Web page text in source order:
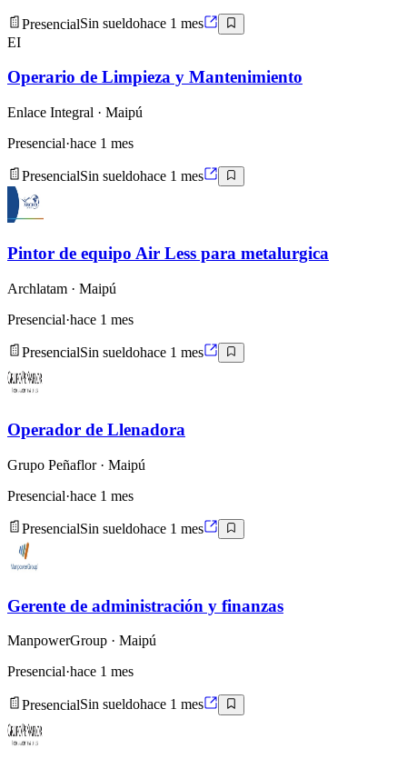
PresencialSin sueldohace 1 mes
EI
Operario de Limpieza y Mantenimiento
Enlace Integral · Maipú
Presencial·hace 1 mes
PresencialSin sueldohace 1 mes
Pintor de equipo Air Less para metalurgica
Archlatam · Maipú
Presencial·hace 1 mes
PresencialSin sueldohace 1 mes
Operador de Llenadora
Grupo Peñaflor· Maipú
Presencial·hace 1 mes
PresencialSin sueldohace 1 mes
Gerente de administración y finanzas
ManpowerGroup · Maipú
Presencial·hace 1 mes
PresencialSin sueldohace 1 mes